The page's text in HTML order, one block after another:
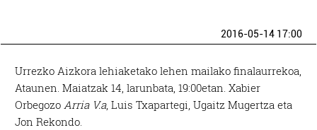
2016-05-14 17:00
Urrezko Aizkora lehiaketako lehen mailako finalaurrekoa,
Ataunen. Maiatzak 14, larunbata, 19:00etan. Xabier
OrbegozoArria V.a, Luis Txapartegi, Ugaitz Mugertza eta
Jon Rekondo.